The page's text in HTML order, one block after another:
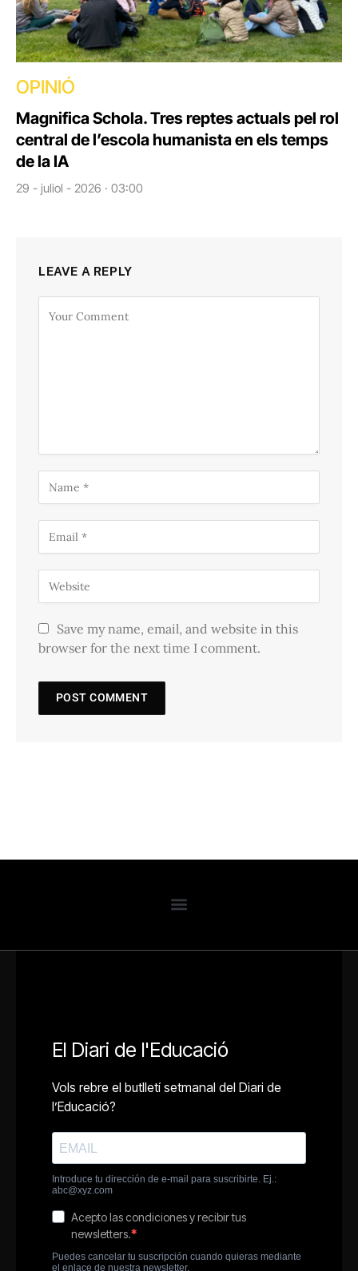
OPINIÓ
Magnifica Schola. Tres reptes actuals pel rol
central de l’escola humanista en els temps
de la IA
29 - juliol - 2026 · 03:00
LEAVE A REPLY
Save my name, email, and website in this
browser for the next time I comment.